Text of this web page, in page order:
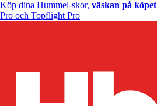
Köp dina Hummel-skor, väskan på köpet
Pro och Topflight Pro